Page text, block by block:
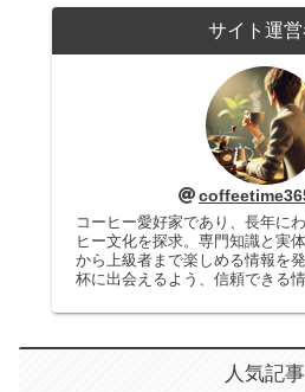
サイト運
コーヒー愛好家であり、長年に
ヒー文化を探求。専門知識と実
から上級者まで楽しめる情報を
杯に出会えるよう、信頼できる
人気記事